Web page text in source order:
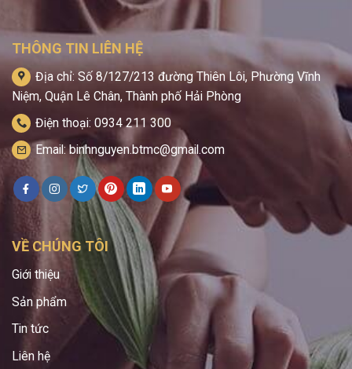
THÔNG TIN LIÊN HỆ
Địa chỉ: Số 8/127/213 đường Thiên Lôi, Phường Vĩnh
Niệm, Quận Lê Chân, Thành phố Hải Phòng
Điện thoại: 0934 211 300
Email: binhnguyen.btmc@gmail.com
VỀ CHÚNG TÔI
Giới thiệu
Sản phẩm
Tin tức
Liên hệ